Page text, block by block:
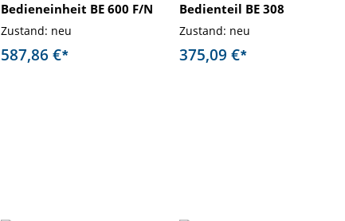
Bedieneinheit BE 600 F/N
Zustand: neu
587,86 €*
Bedienteil BE 308
Zustand: neu
375,09 €*